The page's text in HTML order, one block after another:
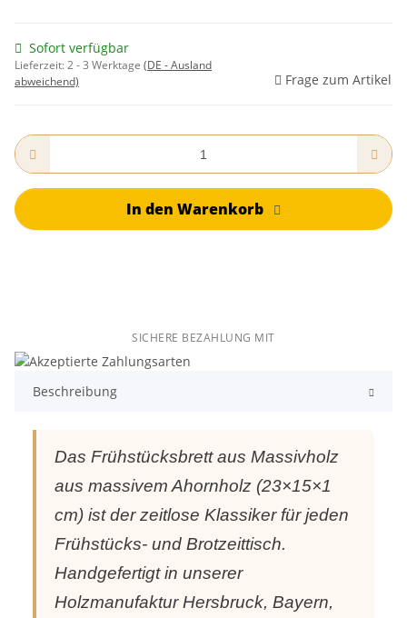
Sofort verfügbar
Lieferzeit:2 - 3 Werktage (DE - Ausland
abweichend)
Frage zum Artikel
In den Warenkorb
SICHERE BEZAHLUNG MIT
Beschreibung
Das Frühstücksbrett aus Massivholz
aus massivem Ahornholz (23×15×1
cm) ist der zeitlose Klassiker für jeden
Frühstücks- und Brotzeittisch.
Handgefertigt in unserer
Holzmanufaktur Hersbruck, Bayern,